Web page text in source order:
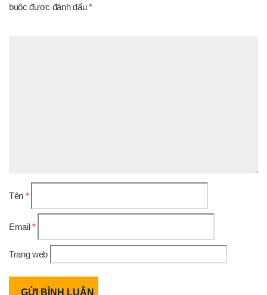
buộc được đánh dấu*
Tên *
Email*
Trang web